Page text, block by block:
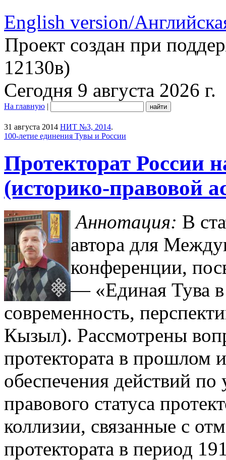
English version/
Проект создан при
12130в)
Сегодня 9 августа 2026 г.
На главную |
31 августа 2014 НИТ №3, 2014.
100-летие единения Тувы и России
Протекторат России
(историко-правовой
Аннотация: В
автора для
конференции,
— «Единая Тува в
современность,
Кызыл). Рассмотрены
протектората в прошлом
обеспечения действий по
правового статуса
коллизии, связанные с
протектората в период